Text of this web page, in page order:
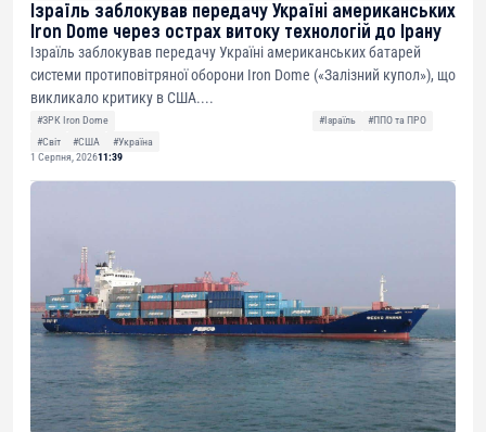
Ізраїль заблокував передачу Україні американських
Iron Dome через острах витоку технологій до Ірану
Ізраїль заблокував передачу Україні американських батарей
системи протиповітряної оборони Iron Dome («Залізний купол»), що
викликало критику в США....
#ЗРК Iron Dome #Ізраїль
#ППО та ПРО
#Світ
#США
#Україна
1 Серпня, 202611:39